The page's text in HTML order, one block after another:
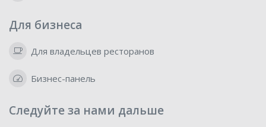
Для бизнеса
Для владельцев ресторанов
Бизнес-панель
Следуйте за нами дальше